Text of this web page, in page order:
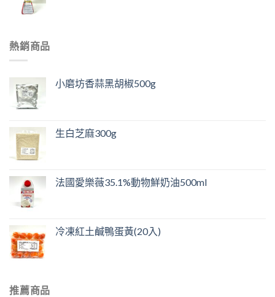
熱銷商品
小磨坊香蒜黑胡椒500g
生白芝麻300g
法國愛樂薇35.1%動物鮮奶油500ml
冷凍紅土鹹鴨蛋黃(20入)
推薦商品